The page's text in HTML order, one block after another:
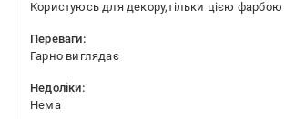
Користуюсь для декору,тільки цією фарбою
Переваги:
Гарно виглядає
Недоліки:
Нема